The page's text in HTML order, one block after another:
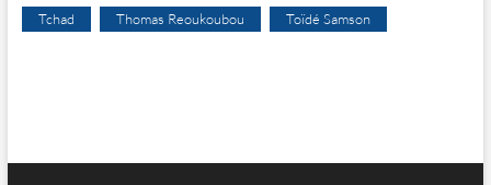
Tchad Thomas Reoukoubou Toïdé Samson